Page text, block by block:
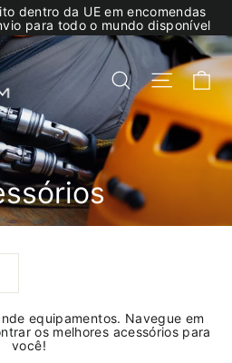
dentro da UE em encomendas
para todo o mundo disponível
Busca
equipamentos. Navegue em
os melhores acessórios para
você!